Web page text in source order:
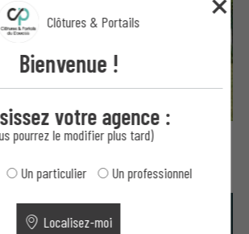
et fils ronce
Clôtures & Portails
Bienvenue !
votre agence :
pourrez le modifier plus tard)
Un particulier Un professionnel
Localisez-moi